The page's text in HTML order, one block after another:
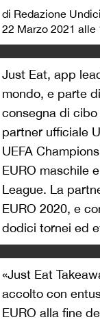
di Redazione Undici
22 Marzo 2021 alle
Just Eat, app
mondo, e parte
consegna di
partner ufficiale
UEFA
EURO maschile
League. La
EURO 2020, e
dodici tornei ed
«Just Eat
accolto con
EURO alla fine